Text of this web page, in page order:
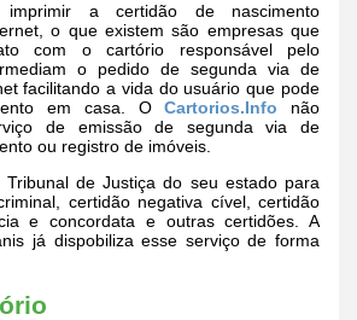
a certidão de nascimento
o que existem são empresas que
com o cartório responsável pelo
o pedido de segunda via de
facilitando a vida do usuário que pode
em casa. OCartorios.Info não
de emissão de segunda via de
ou registro de imóveis.
de Justiça do seu estado para
certidão negativa cível, certidão
e concordata e outras certidões. A
já dispobiliza esse serviço de forma